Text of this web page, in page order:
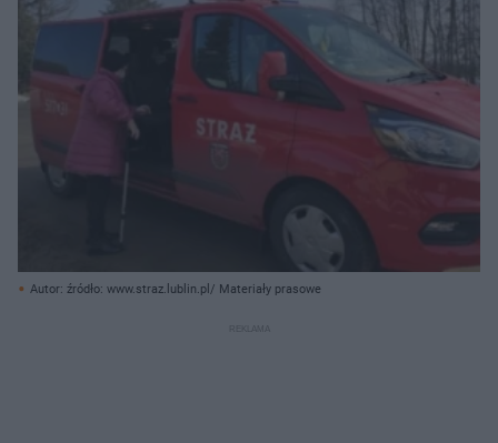
Autor: źródło: www.straz.lublin.pl/ Materiały prasowe